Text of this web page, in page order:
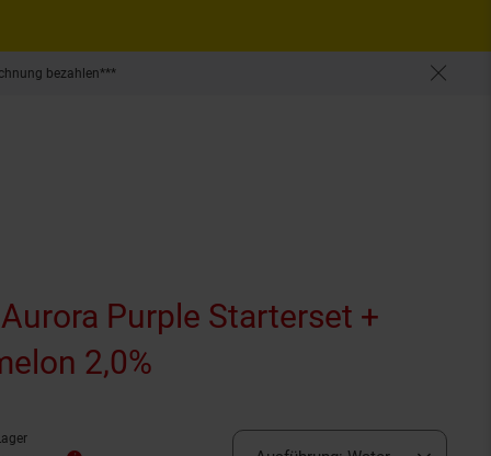
bezahlen***
Purple Starterset +
2,0%